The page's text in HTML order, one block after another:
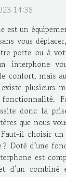
14:38
est un
vous
porte ou à
interphone
confort, mais
plusieurs
donc la
que nous
il choisir un
Doté d’une
est
d’un combiné